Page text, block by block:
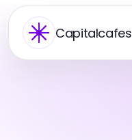
Capitalcafes